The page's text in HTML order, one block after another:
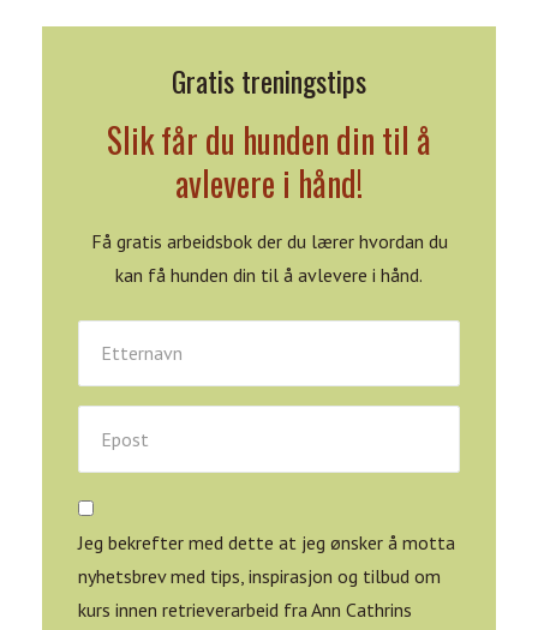
Gratis treningstips
Slik får du hunden din til å
avlevere i hånd!
Få gratis arbeidsbok der du lærer hvordan du
kan få hunden din til å avlevere i hånd.
Jeg bekrefter med dette at jeg ønsker å motta
nyhetsbrev med tips, inspirasjon og tilbud om
kurs innen retrieverarbeid fra Ann Cathrins